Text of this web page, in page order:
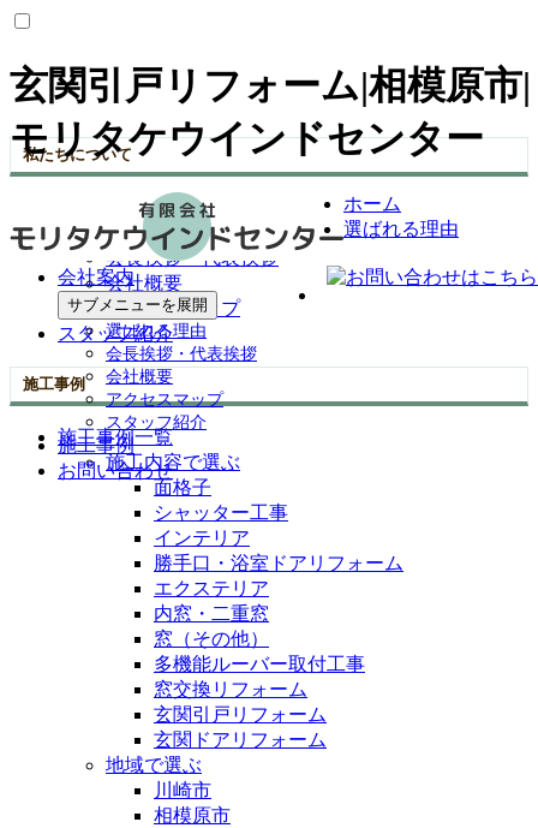
玄関引戸リフォーム|相模原市|
モリタケウインドセンター
ホーム
選ばれる理由
会社案内
サブメニューを展開
選ばれる理由
会長挨拶・代表挨拶
会社概要
アクセスマップ
スタッフ紹介
施工事例
お問い合わせ
私たちについて
選ばれる理由
会社案内
会長挨拶・代表挨拶
会社概要
アクセスマップ
スタッフ紹介
施工事例
施工事例一覧
施工内容で選ぶ
面格子
シャッター工事
インテリア
勝手口・浴室ドアリフォーム
エクステリア
内窓・二重窓
窓（その他）
多機能ルーバー取付工事
窓交換リフォーム
玄関引戸リフォーム
玄関ドアリフォーム
地域で選ぶ
川崎市
相模原市